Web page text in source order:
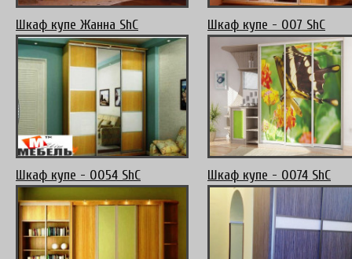
Шкаф купе Жанна ShC Шкаф купе - 007 ShC
Шкаф купе - 0054 ShC Шкаф купе - 0074 ShC